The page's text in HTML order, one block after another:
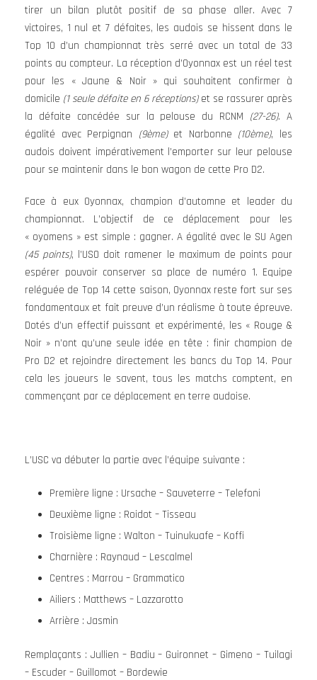
tirer un bilan plutôt positif de sa phase aller. Avec 7
victoires, 1 nul et 7 défaites, les audois se hissent dans le
Top 10 d’un championnat très serré avec un total de 33
points au compteur. La réception d’Oyonnax est un réel test
pour les « Jaune & Noir » qui souhaitent confirmer à
domicile (1 seule défaite en 6 réceptions)et se rassurer après
la défaite concédée sur la pelouse du RCNM (27-26). A
égalité avec Perpignan (9ème)et Narbonne (10ème), les
audois doivent impérativement l’emporter sur leur pelouse
pour se maintenir dans le bon wagon de cette Pro D2.
Face à eux Oyonnax, champion d’automne et leader du
championnat. L’objectif de ce déplacement pour les
« oyomens » est simple : gagner. A égalité avec le SU Agen
(45 points), l’USO doit ramener le maximum de points pour
espérer pouvoir conserver sa place de numéro 1. Equipe
reléguée de Top 14 cette saison, Oyonnax reste fort sur ses
fondamentaux et fait preuve d’un réalisme à toute épreuve.
Dotés d’un effectif puissant et expérimenté, les « Rouge &
Noir » n’ont qu’une seule idée en tête : finir champion de
Pro D2 et rejoindre directement les bancs du Top 14. Pour
cela les joueurs le savent, tous les matchs comptent, en
commençant par ce déplacement en terre audoise.
L’USC va débuter la partie avec l’équipe suivante :
Première ligne : Ursache – Sauveterre – Telefoni
Deuxième ligne : Roidot – Tisseau
Troisième ligne : Walton – Tuinukuafe – Koffi
Charnière : Raynaud – Lescalmel
Centres : Marrou – Grammatico
Ailiers : Matthews – Lazzarotto
Arrière : Jasmin
Remplaçants : Jullien – Badiu – Guironnet – Gimeno – Tuilagi
– Escuder – Guillomot – Bordewie